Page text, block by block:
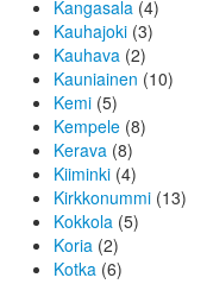
Kangasala (4)
Kauhajoki (3)
Kauhava (2)
Kauniainen (10)
Kemi (5)
Kempele (8)
Kerava (8)
Kiiminki (4)
Kirkkonummi (13)
Kokkola (5)
Koria (2)
Kotka (6)